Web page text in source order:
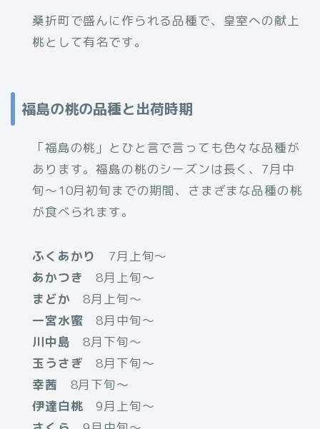
桑折町で盛んに作られる品種で、皇室への献上
桃として有名です。
福島の桃の品種と出荷時期
「福島の桃」とひと言で言っても色々な品種が
あります。福島の桃のシーズンは長く、7月中
旬〜10月初旬までの期間、さまざまな品種の桃
が食べられます。
ふくあかり
7月上旬〜
あかつき
8月上旬〜
まどか 8月上旬〜
一宮水蜜 8月中旬〜
川中島 8月下旬〜
玉うさぎ 8月下旬〜
幸茜 8月下旬〜
伊達白桃 9月上旬〜